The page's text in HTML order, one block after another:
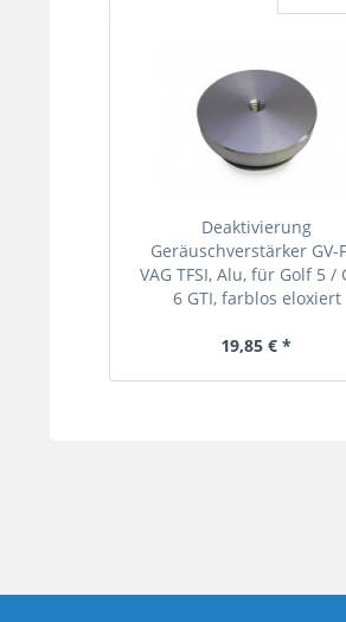
Deaktivierung
Geräuschverstärker GV-
VAG TFSI, Alu, für Golf 5 /
6 GTI, farblos eloxiert
19,85 € *